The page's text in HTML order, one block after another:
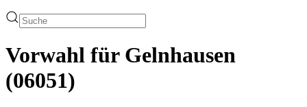
Vorwahl für Gelnhausen
(06051)